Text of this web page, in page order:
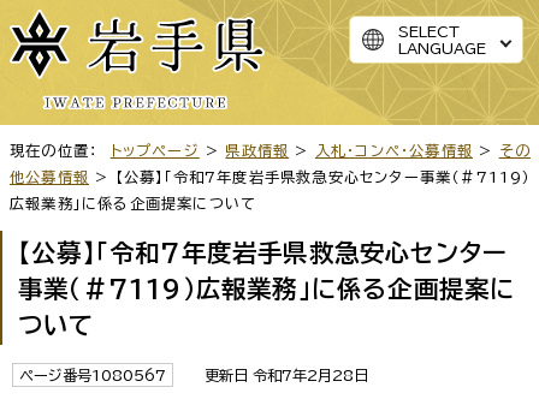
SELECT
LANGUAGE
現在の位置： トップページ > 県政情報 > 入札・コンペ・公募情報 >
その
他公募情報 > 【公募】「令和7年度岩手県救急安心センター事業（＃7119）
広報業務」に係る企画提案について
【公募】「令和7年度岩手県救急安心センター
事業（＃7119）広報業務」に係る企画提案に
ついて
ページ番号1080567 更新日 令和7年2月28日